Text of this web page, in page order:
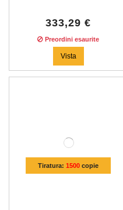
333,29 €
Preordini esaurite
Vista
Tiratura:1500 copie